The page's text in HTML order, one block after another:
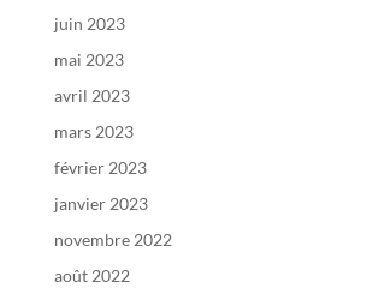
juin 2023
mai 2023
avril 2023
mars 2023
février 2023
janvier 2023
novembre 2022
août 2022